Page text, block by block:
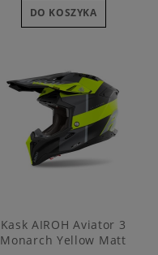
DO KOSZYKA
Kask AIROH Aviator 3
Monarch Yellow Matt